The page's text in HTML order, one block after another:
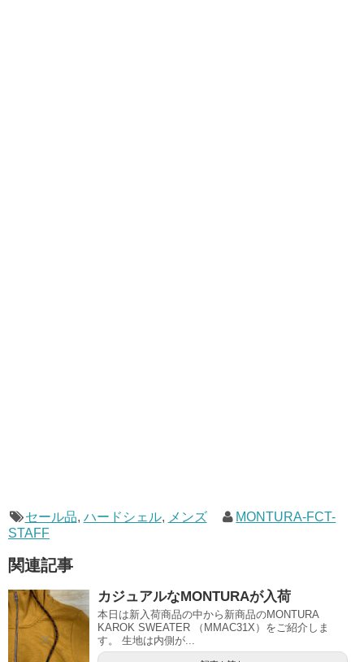
セール品, ハードシェル, メンズ
MONTURA-FCT-
STAFF
関連記事
カジュアルなMONTURAが入荷
本日は新入荷商品の中から新商品のMONTURA
KAROK SWEATER （MMAC31X）をご紹介しま
す。 生地は内側が...